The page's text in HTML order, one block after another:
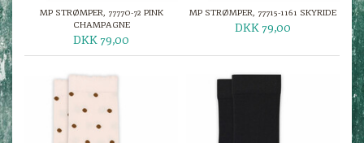
MP STRØMPER, 77770-72 PINK
CHAMPAGNE
DKK 79,00
MP STRØMPER, 77715-1161 SKYRIDE
DKK 79,00